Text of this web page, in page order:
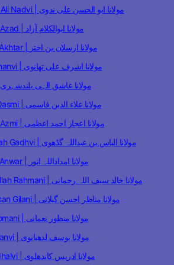
Maulana Abul Hasan Ali Nadvi | مولانا ابو الحسن علی ندوی
Maulana Abul Kalam Azad | مولانا ابوالکلام آزاد
Maulana Arsalan Bin Akhtar | مولانا ارسلان بن اختر
Maulana Ashraf Ali Thanvi | مولانا اشرف علی تھانوی
Maulana Ashiq Ilahi | مولانا عاشق الہی بلندشہری
Maulana Ala ud Din Qasmi | مولانا علاء الدین قاسمی
Maulana Ijaz Ahmad Azmi | مولانا اعجاز احمد اعظمی
Maulana Ilyas Abdullah Gadhvi | مولانا الیاس بن عبداللہ گڈھوی
Maulana Imdadullah Anwar | مولانا امداداللہ انور
Maulana Khalid Saifullah Rahmani | مولانا خالد سیف اللہ رحمانی
Maulana Manazir Ahsan Gilani | مولانا مناظر احسن گیلانی
Maulana Manzoor Nomani | مولانا منظور نعمانی
Maulana Yusuf Ludhianvi | مولانا یوسف لدھیانوی
Maulana Idrees Kandhalvi | مولانا ادریس کاندھلوی